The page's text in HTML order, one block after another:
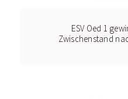
ESV Oed 1
Zwischenstand